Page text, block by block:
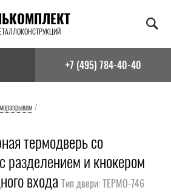
+7 (495) 784-40-40
/
термодверь со
разделением и кнокером
входа Тип двери: ТЕРМО-746